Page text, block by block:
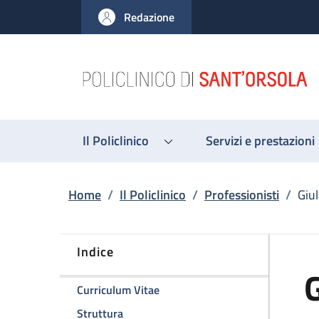
al contenuto principale
to footer content
Redazione
Il Policlinico Servizi e prestazioni
Briciole di pane
Home / Il Policlinico / Professionisti /
Indice
Curriculum Vitaedella pagina Giulia Molinari
Strutturadella pagina Giulia Molinari